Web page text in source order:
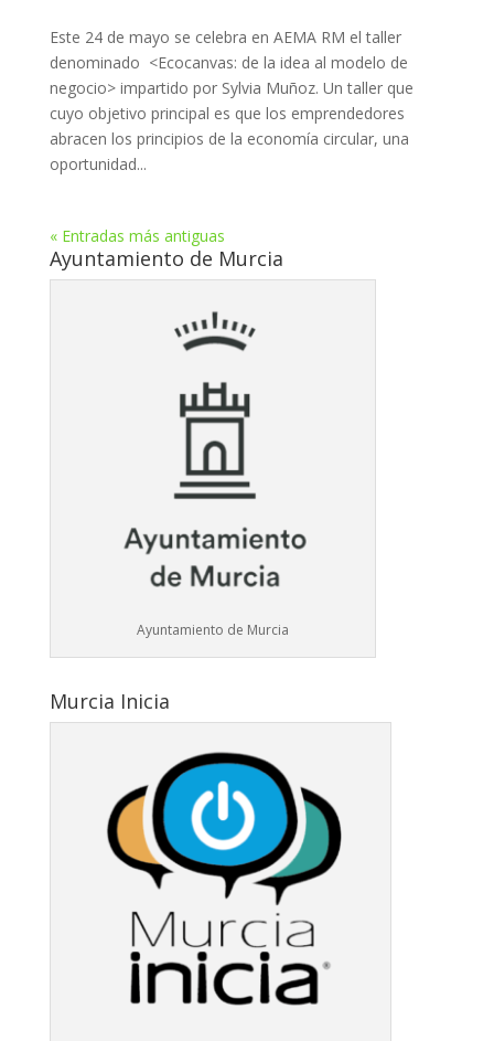
Este 24 de mayo se celebra en AEMA RM el taller
denominado <Ecocanvas: de la idea al modelo de
negocio> impartido por Sylvia Muñoz. Un taller que
cuyo objetivo principal es que los emprendedores
abracen los principios de la economía circular, una
oportunidad...
« Entradas más antiguas
Ayuntamiento de Murcia
Ayuntamiento de Murcia
Murcia Inicia